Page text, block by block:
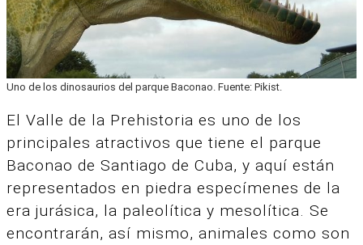
Uno de los dinosaurios del parque Baconao. Fuente: Pikist.
El Valle de la Prehistoria es uno de los
principales atractivos que tiene el parque
Baconao de Santiago de Cuba, y aquí están
representados en piedra especímenes de la
era jurásica, la paleolítica y mesolítica. Se
encontrarán, así mismo, animales como son